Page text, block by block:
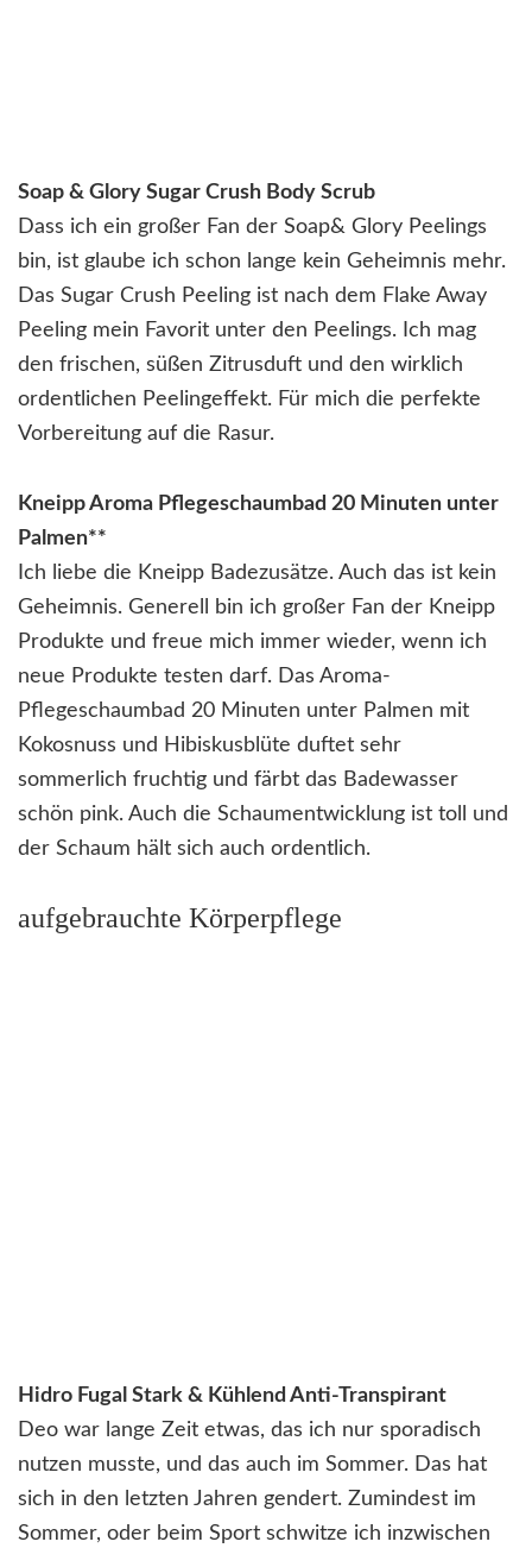
Soap & Glory Sugar Crush Body Scrub
Dass ich ein großer Fan der Soap& Glory Peelings
bin, ist glaube ich schon lange kein Geheimnis mehr.
Das Sugar Crush Peeling ist nach dem Flake Away
Peeling mein Favorit unter den Peelings. Ich mag
den frischen, süßen Zitrusduft und den wirklich
ordentlichen Peelingeffekt. Für mich die perfekte
Vorbereitung auf die Rasur.
Kneipp Aroma Pflegeschaumbad 20 Minuten unter
Palmen**
Ich liebe die Kneipp Badezusätze. Auch das ist kein
Geheimnis. Generell bin ich großer Fan der Kneipp
Produkte und freue mich immer wieder, wenn ich
neue Produkte testen darf. Das Aroma-
Pflegeschaumbad 20 Minuten unter Palmen mit
Kokosnuss und Hibiskusblüte duftet sehr
sommerlich fruchtig und färbt das Badewasser
schön pink. Auch die Schaumentwicklung ist toll und
der Schaum hält sich auch ordentlich.
aufgebrauchte Körperpflege
Hidro Fugal Stark & Kühlend Anti-Transpirant
Deo war lange Zeit etwas, das ich nur sporadisch
nutzen musste, und das auch im Sommer. Das hat
sich in den letzten Jahren gendert. Zumindest im
Sommer, oder beim Sport schwitze ich inzwischen